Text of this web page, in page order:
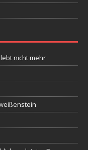
nicht mehr